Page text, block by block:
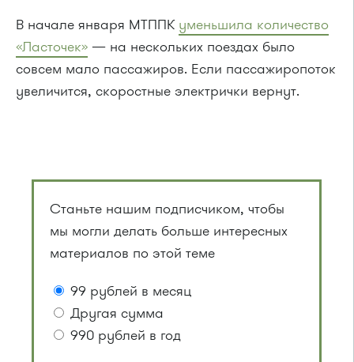
В начале января МТППК уменьшила количество
«Ласточек» — на нескольких поездах было
совсем мало пассажиров. Если пассажиропоток
увеличится, скоростные электрички вернут.
Станьте нашим подписчиком, чтобы
мы могли делать больше интересных
материалов по этой теме
99 рублей в месяц
Другая сумма
990 рублей в год